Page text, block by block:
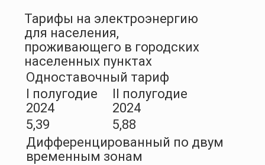
Тарифы на электроэнергию
для населения,
проживающего в городских
населенных пунктах
Одноставочный тариф
I полугодие
2024
II полугодие
2024
5,39
5,88
Дифференцированный по двум
временным зонам